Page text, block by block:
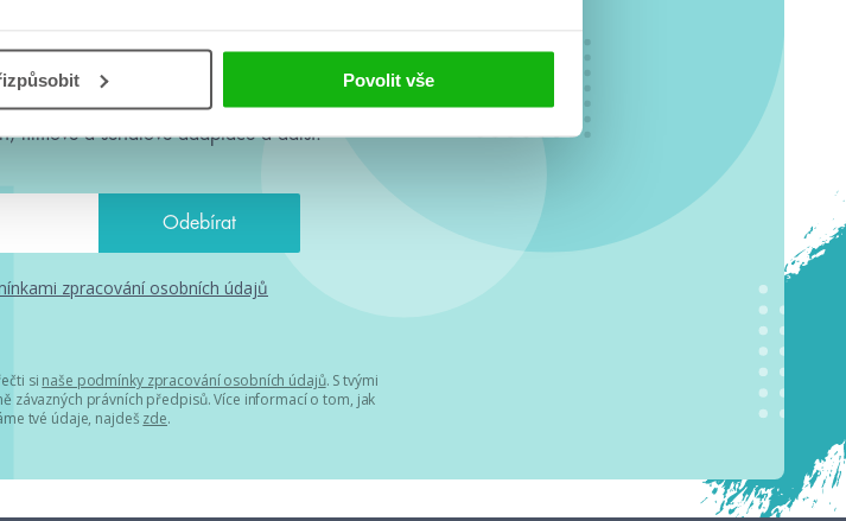
Povolit vše
měsíc rovnou do mailu! Nové knihy, co se
filmové a seriálové adaptace a další.
zpracování osobních údajů
si naše podmínky zpracování osobních údajů. S tvými
závazných právních předpisů. Více informací o tom, jak
tvé údaje, najdeš zde.